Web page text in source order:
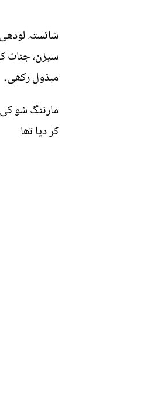
شائستہ
سیزن، جنات
مبذول رکھی۔
مارننگ شو کی
کر دیا تھا